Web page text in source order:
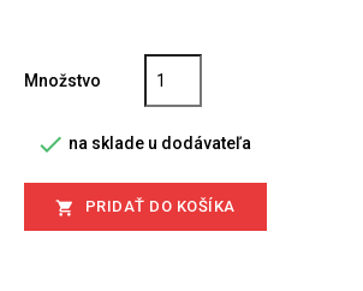
Množstvo
 na sklade u dodávateľa
 PRIDAŤ DO KOŠÍKA